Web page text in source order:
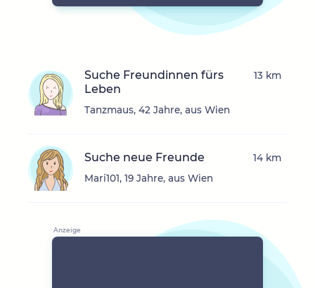
Suche Freundinnen fürs
Leben
Tanzmaus, 42 Jahre, aus Wien
13 km
Suche neue Freunde
Mari101, 19 Jahre, aus Wien
14 km